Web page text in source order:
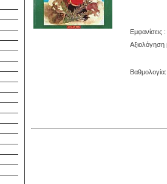
Εμφανίσεις
Αξιολόγηση